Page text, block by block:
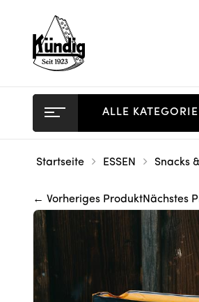
ALLE
Startseite ESSEN Snacks
← Vorheriges ProduktNächstes